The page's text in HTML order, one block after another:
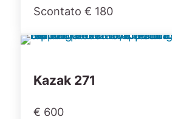
Scontato € 180
Kazak 271
€ 600